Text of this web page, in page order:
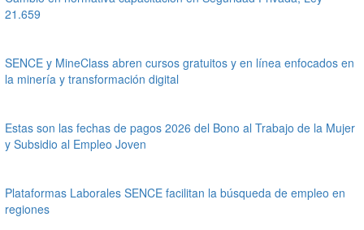
21.659
SENCE y MineClass abren cursos gratuitos y en línea enfocados en
la minería y transformación digital
Estas son las fechas de pagos 2026 del Bono al Trabajo de la Mujer
y Subsidio al Empleo Joven
Plataformas Laborales SENCE facilitan la búsqueda de empleo en
regiones